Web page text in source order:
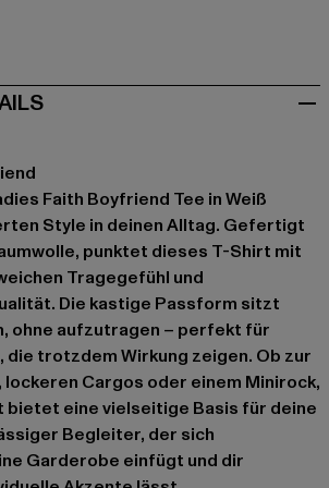
Faith Boyfriend Tee in Weiß
Style in deinen Alltag. Gefertigt
punktet dieses T-Shirt mit
Tragegefühl und
Die kastige Passform sitzt
ohne aufzutragen – perfekt für
die trotzdem Wirkung zeigen. Ob zur
Cargos oder einem Minirock,
bietet eine vielseitige Basis für deine
Begleiter, der sich
Garderobe einfügt und dir